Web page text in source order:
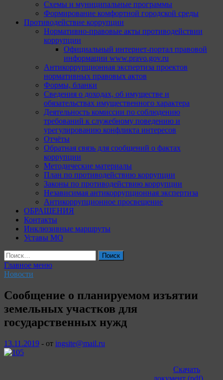
Схемы и муниципальные программы
Формирование комфортной городской среды
Противодействие коррупции
Нормативно-правовые акты противодействии
коррупции
Официальный интернет-портал правовой
информации www.pravo.gov.ru
Антикоррупционная экспертиза проектов
нормативных правовых актов
Формы, бланки
Сведения о доходах, об имуществе и
обязательствах имущественного характера
Деятельность комиссии по соблюдению
требований к служебному поведению и
урегулированию конфликта интересов
Отчёты
Обратная связь для сообщений о фактах
коррупции
Методические материалы
План по противодействию коррупции
Законы по противодействию коррупции
Независимая антикоррупционная экспертиза
Антикоррупционное просвещение
ОБРАЩЕНИЯ
Контакты
Инклюзивные маршруты
Уставы МО
Найти:
Главное меню
Новости
Сообщение о планируемом изъятии
земельных участков для
государственных нужд
13.11.2019 - от ingsite@mail.ru
Скачать
документ (pdf)